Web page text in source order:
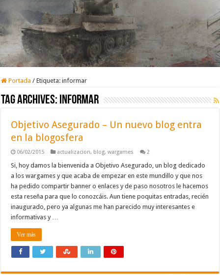
Portada / Etiqueta:informar
Tag Archives: informar
Objetivo Asegurado – Un nuevo blog entra
en la blogosfera
06/02/2015 actualizacion, blog,wargames 2
Si, hoy damos la bienvenida a Objetivo Asegurado, un blog dedicado
a los wargames y que acaba de empezar en este mundillo y que nos
ha pedido compartir banner o enlaces y de paso nosotros le hacemos
esta reseña para que lo conozcáis. Aun tiene poquitas entradas, recién
inaugurado, pero ya algunas me han parecido muy interesantes e
informativas y …
Ver más